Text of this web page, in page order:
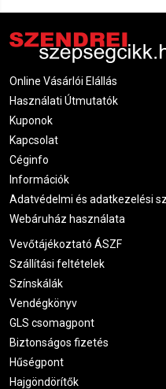
Online Vásárlói Elállás
Használati Útmutatók
Kuponok
Kapcsolat
Céginfo
Információk
Adatvédelmi és adatkezelési
Webáruház használata
Vevőtájékoztató ÁSZF
Szállítási feltételek
Színskálák
Vendégkönyv
GLS csomagpont
Biztonságos fizetés
Hűségpont
Hajgöndörítők